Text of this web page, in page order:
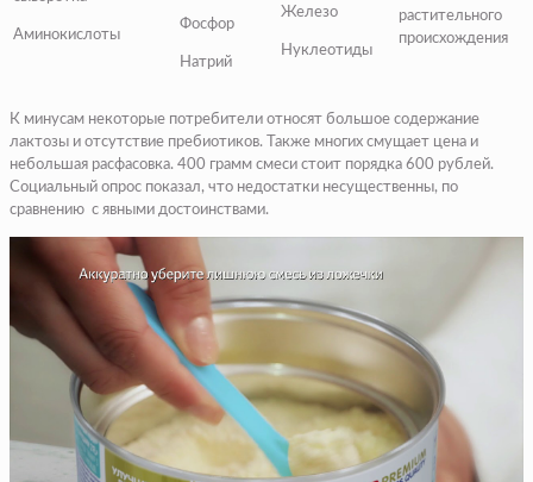
Аминокислоты
Фосфор
Натрий
Железо
Нуклеотиды
растительного
происхождения
К минусам некоторые потребители относят большое содержание
лактозы и отсутствие пребиотиков. Также многих смущает цена и
небольшая расфасовка. 400 грамм смеси стоит порядка 600 рублей.
Социальный опрос показал, что недостатки несущественны, по
сравнению с явными достоинствами.